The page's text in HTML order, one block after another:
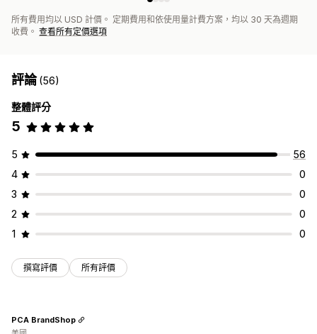
所有費用均以 USD 計價。 定期費用和依使用量計費方案，均以 30 天為週期
收費。 查看所有定價選項
評論(56)
整體評分
5
5
56
4
0
3
0
2
0
1
0
撰寫評價 所有評價
PCA BrandShop